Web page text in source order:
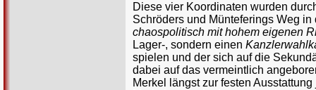
Diese vier Koordinaten wurden
Schröders und Münteferings Weg
chaospolitisch mit hohem eigenen
Lager-, sondern einen
spielen und der sich auf die
dabei auf das vermeintlich
Merkel längst zur festen